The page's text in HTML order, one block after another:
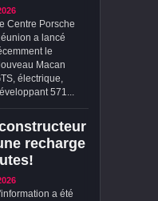
Centre Porsche
a lancé
le
Macan
électrique,
571...
recharge
a été